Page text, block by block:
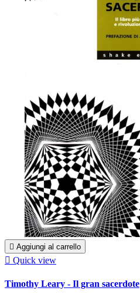
 Aggiungi al carrello
 Quick view
Timothy Leary - Il gran sacerdote